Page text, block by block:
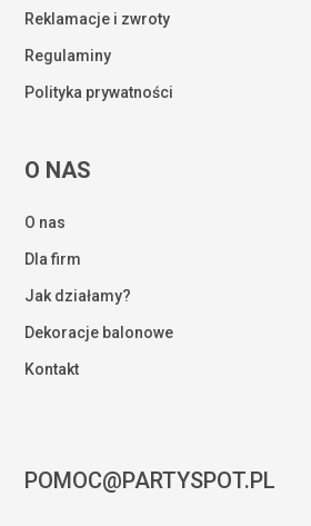
Reklamacje i zwroty
Regulaminy
Polityka prywatności
O NAS
O nas
Dla firm
Jak działamy?
Dekoracje balonowe
Kontakt
POMOC@PARTYSPOT.PL